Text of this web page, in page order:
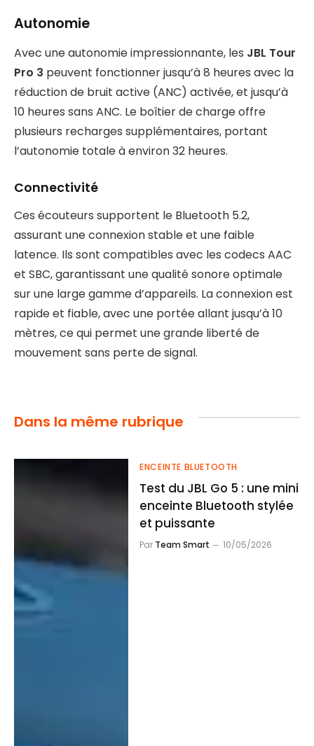
Autonomie
Avec une autonomie impressionnante, les JBL Tour
Pro 3 peuvent fonctionner jusqu’à 8 heures avec la
réduction de bruit active (ANC) activée, et jusqu’à
10 heures sans ANC. Le boîtier de charge offre
plusieurs recharges supplémentaires, portant
l’autonomie totale à environ 32 heures.
Connectivité
Ces écouteurs supportent le Bluetooth 5.2,
assurant une connexion stable et une faible
latence. Ils sont compatibles avec les codecs AAC
et SBC, garantissant une qualité sonore optimale
sur une large gamme d’appareils. La connexion est
rapide et fiable, avec une portée allant jusqu’à 10
mètres, ce qui permet une grande liberté de
mouvement sans perte de signal.
Dans la même rubrique
ENCEINTE BLUETOOTH
Test du JBL Go 5 : une mini
enceinte Bluetooth stylée
et puissante
Par Team Smart 10/05/2026